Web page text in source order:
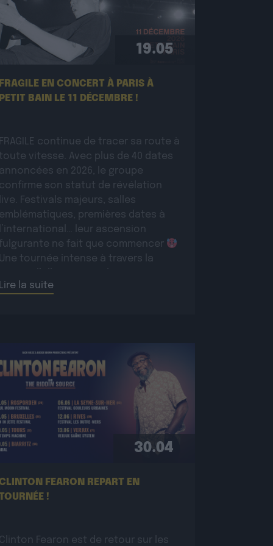
19.05
FRAGILE EN CONCERT À PARIS À
PETIT BAIN LE 11 DÉCEMBRE !
FRAGILE continue de tracer sa route à
toute vitesse. Avec plus de 40 dates
annoncées en 2026, le groupe
confirme son statut de révélation
live. Festivals majeurs, salles
emblématiques, premières dates à
l’international… leur ascension
fulgurante ne fait que commencer
Une tournée intense à travers la
conquérir un […]
Lire la suite
30.04
CLINTON FEARON REPART EN
!
Clinton Fearon est de retour sur les